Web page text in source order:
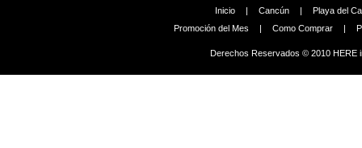
Inicio | Cancún |
Playa del
Promoción del Mes
| Como Comprar |
Derechos Reservados © 2010 HERE